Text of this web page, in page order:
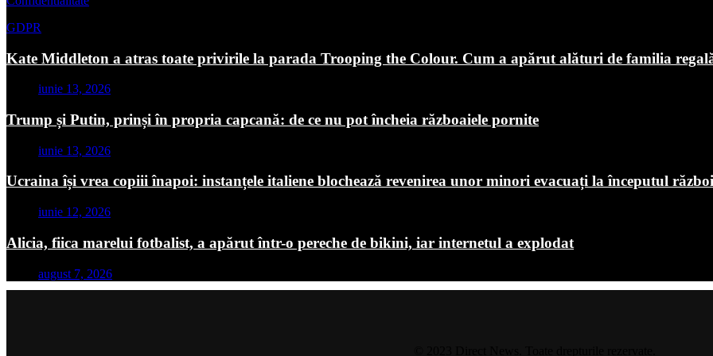
GDPR
Kate Middleton a atras toate privirile la parada Trooping the Colour. Cum a apărut alături de familia
iunie 13, 2026
Trump și Putin, prinși în propria capcană: de ce nu pot încheia războaiele pornite
iunie 13, 2026
Ucraina își vrea copiii înapoi: instanțele italiene blochează revenirea unor minori evacuați la începutul
iunie 12, 2026
Alicia, fiica marelui fotbalist, a apărut într-o pereche de bikini, iar internetul a explodat
august 7, 2026